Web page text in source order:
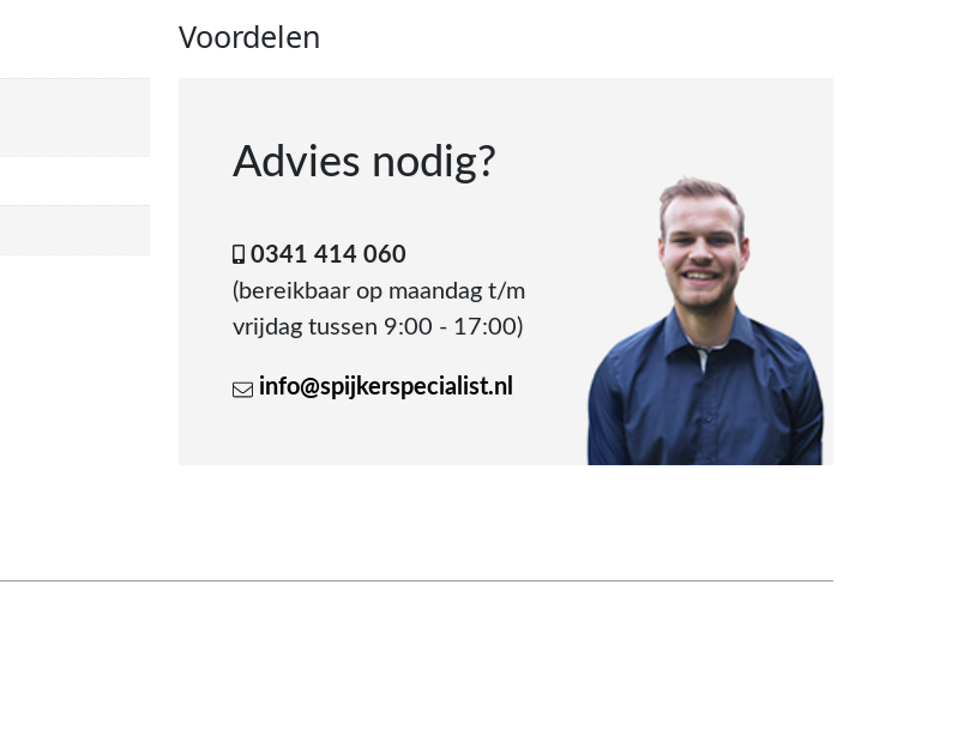
Voordelen
Advies nodig?
0341 414 060
(bereikbaar op maandag t/m
vrijdag tussen 9:00 - 17:00)
info@spijkerspecialist.nl